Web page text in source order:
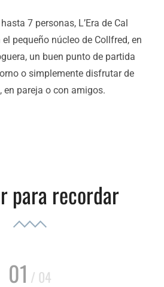
7 personas, L’Era de Cal
pequeño núcleo de Collfred, en
un buen punto de partida
o simplemente disfrutar de
pareja o con amigos.
para recordar
01 / 04